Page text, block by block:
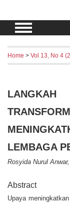
Home > Vol 13, No 4
LEMBAGA
Rosyida Nurul
Abstract
Upaya